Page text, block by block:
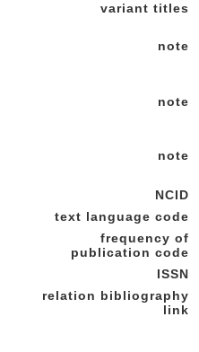
variant titles
note
note
note
NCID
text language code
frequency of
publication code
ISSN
relation bibliography
link